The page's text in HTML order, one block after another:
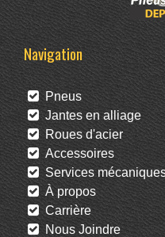
Navigation
Pneus
Jantes en alliage
Roues d'acier
Accessoires
Services
À propos
Carrière
Nous Joindre